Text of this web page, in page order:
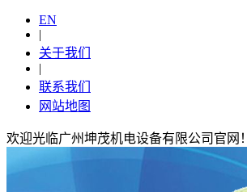
EN
|
关于我们
|
联系我们
网站地图
欢迎光临广州坤茂机电设备有限公司官网！